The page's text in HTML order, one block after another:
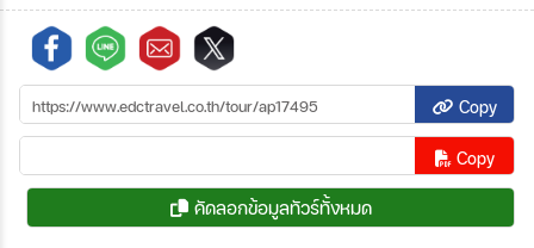
Copy
Copy
คัดลอกข้อมูลทัวร์ทั้งหมด